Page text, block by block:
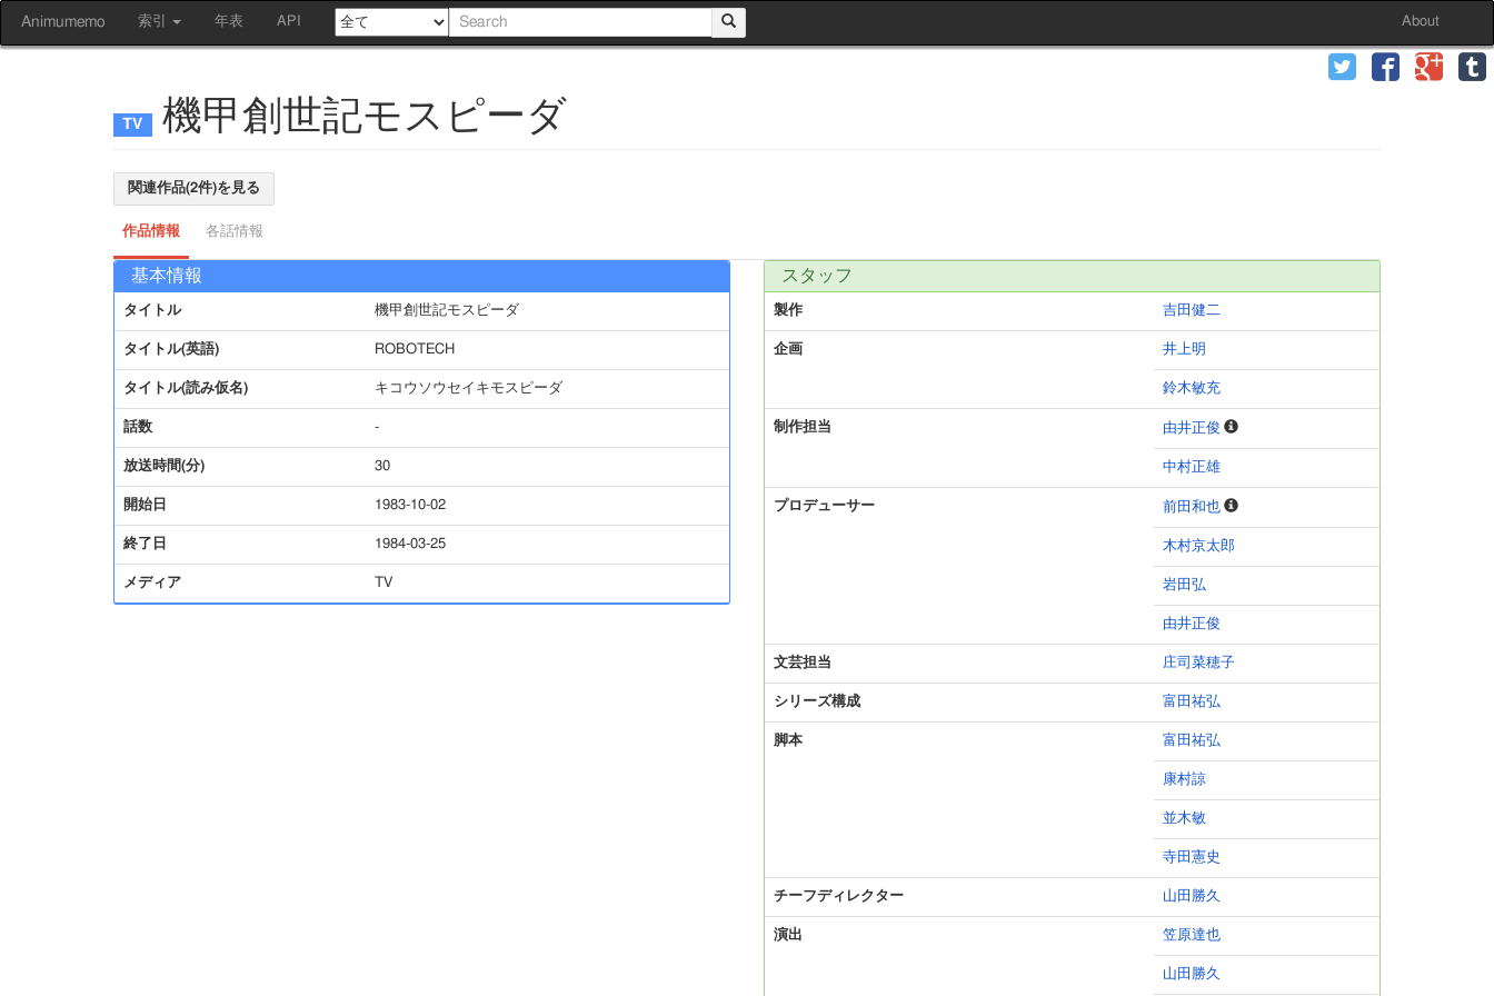
Animumemo 索引 年表 API About
機甲創世記モスピーダ
関連作品(2件)を見る
作品情報 各話情報
基本情報
タイトル 機甲創世記モスピーダ
タイトル(英語) ROBOTECH
タイトル(読み仮名) キコウソウセイキモスピーダ
話数 -
放送時間(分) 30
開始日 1983-10-02
終了日 1984-03-25
メディア TV
スタッフ
製作 吉田健二
企画 井上明
鈴木敏充
制作担当 由井正俊
中村正雄
プロデューサー 前田和也
木村京太郎
岩田弘
由井正俊
文芸担当 庄司菜穂子
シリーズ構成 富田祐弘
脚本 富田祐弘
康村諒
並木敏
寺田憲史
チーフディレクター 山田勝久
演出 笠原達也
山田勝久